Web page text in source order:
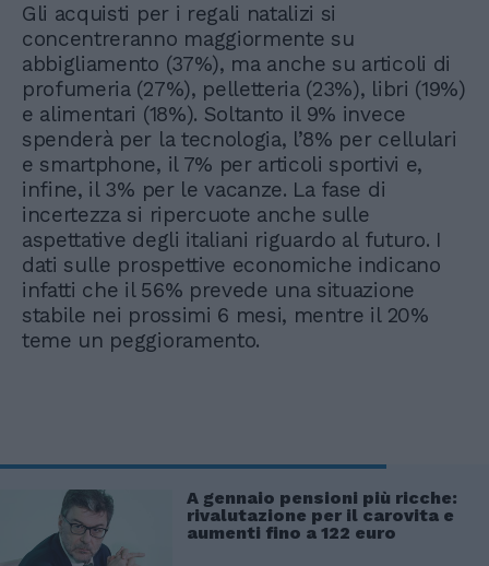
Gli acquisti per i regali natalizi si
concentreranno maggiormente su
abbigliamento (37%), ma anche su articoli di
profumeria (27%), pelletteria (23%), libri (19%)
e alimentari (18%). Soltanto il 9% invece
spenderà per la tecnologia, l’8% per cellulari
e smartphone, il 7% per articoli sportivi e,
infine, il 3% per le vacanze. La fase di
incertezza si ripercuote anche sulle
aspettative degli italiani riguardo al futuro. I
dati sulle prospettive economiche indicano
infatti che il 56% prevede una situazione
stabile nei prossimi 6 mesi, mentre il 20%
teme un peggioramento.
A gennaio pensioni più ricche:
rivalutazione per il carovita e
aumenti fino a 122 euro